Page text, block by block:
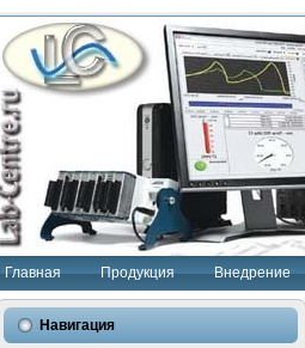
Главная Продукция Внедрение
Навигация